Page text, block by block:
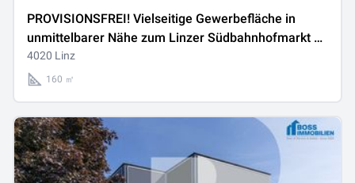
PROVISIONSFREI! Vielseitige Gewerbefläche in
unmittelbarer Nähe zum Linzer Südbahnhofmarkt zu
vermieten!
4020 Linz
160 ㎡